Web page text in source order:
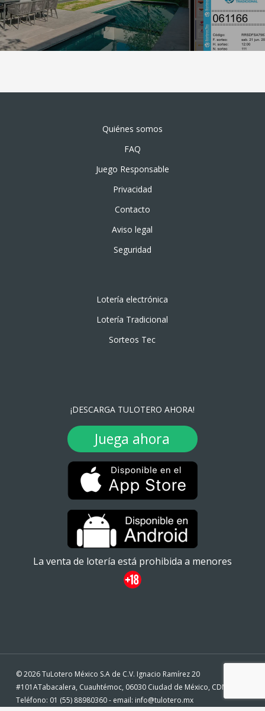
Quiénes somos
FAQ
Juego Responsable
Privacidad
Contacto
Aviso legal
Seguridad
Lotería electrónica
Lotería Tradicional
Sorteos Tec
¡DESCARGA TULOTERO AHORA!
Juega ahora
La venta de lotería está prohibida a menores
© 2026 TuLotero México S.A de C.V. Ignacio Ramírez 20
#101ATabacalera, Cuauhtémoc, 06030 Ciudad de México, CDMX. -
Teléfono: 01 (55) 88980360 - email: info@tulotero.mx